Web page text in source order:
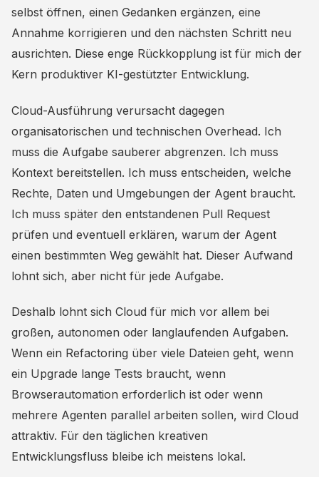
selbst öffnen, einen Gedanken ergänzen, eine
Annahme korrigieren und den nächsten Schritt neu
ausrichten. Diese enge Rückkopplung ist für mich der
Kern produktiver KI-gestützter Entwicklung.
Cloud-Ausführung verursacht dagegen
organisatorischen und technischen Overhead. Ich
muss die Aufgabe sauberer abgrenzen. Ich muss
Kontext bereitstellen. Ich muss entscheiden, welche
Rechte, Daten und Umgebungen der Agent braucht.
Ich muss später den entstandenen Pull Request
prüfen und eventuell erklären, warum der Agent
einen bestimmten Weg gewählt hat. Dieser Aufwand
lohnt sich, aber nicht für jede Aufgabe.
Deshalb lohnt sich Cloud für mich vor allem bei
großen, autonomen oder langlaufenden Aufgaben.
Wenn ein Refactoring über viele Dateien geht, wenn
ein Upgrade lange Tests braucht, wenn
Browserautomation erforderlich ist oder wenn
mehrere Agenten parallel arbeiten sollen, wird Cloud
attraktiv. Für den täglichen kreativen
Entwicklungsfluss bleibe ich meistens lokal.